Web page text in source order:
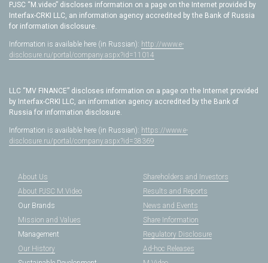
PJSC “M.video” discloses information on a page on the Internet provided by
Interfax-CRKI LLC, an information agency accredited by the Bank of Russia
for information disclosure.
Information is available here (in Russian): http://www.e-
disclosure.ru/portal/company.aspx?id=11014
LLC “MV FINANCE” discloses information on a page on the Internet provided
by Interfax-CRKI LLC, an information agency accredited by the Bank of
Russia for information disclosure.
Information is available here (in Russian): https://www.e-
disclosure.ru/portal/company.aspx?id=38369
About Us
About PJSC M.Video
Our Brands
Mission and Values
Management
Our History
Shareholders and Investors
Results and Reports
News and Events
Share Information
Regulatory Disclosure
Ad-hoc Releases